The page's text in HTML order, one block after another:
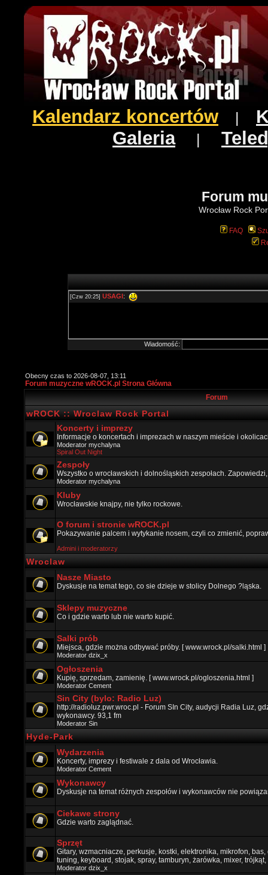
Kalendarz koncertów
Galeria|
Forum
Wrocław Rock
FAQ
Wiadomość:
Obecny czas to 2026-08-07, 13:11
Forum muzyczne wROCK.pl Strona Główna
Forum
wROCK :: Wroclaw Rock Portal
Koncerty i imprezy
Informacje o koncertach i imprezach w naszym mieście i
Moderator mychalyna
Spiral Out Night
Zespoły
Wszystko o wrocławskich i dolnośląskich zespołach.
Moderator mychalyna
Kluby
Wrocławskie knajpy, nie tylko rockowe.
O forum i stronie wROCK.pl
Pokazywanie palcem i wytykanie nosem, czyli co zmienić,
Admini i moderatorzy
Wroclaw
Nasze Miasto
Dyskusje na temat tego, co sie dzieje w stolicy Dolnego ?ląska.
Sklepy muzyczne
Co i gdzie warto lub nie warto kupić.
Salki prób
Miejsca, gdzie można odbywać próby. [ www.wrock.pl/salki.html ]
Moderator dzix_x
Ogłoszenia
Kupię, sprzedam, zamienię. [ www.wrock.pl/ogloszenia.html ]
Moderator Cement
Sin City (bylo: Radio Luz)
http://radioluz.pwr.wroc.pl - Forum SIn City, audycji Radia Luz,
wykonawcy. 93,1 fm
Moderator Sin
Hyde-Park
Wydarzenia
Koncerty, imprezy i festiwale z dala od Wrocławia.
Moderator Cement
Wykonawcy
Dyskusje na temat różnych zespołów i wykonawców nie
Ciekawe strony
Gdzie warto zaglądnać.
Sprzęt
Gitary, wzmacniacze, perkusje, kostki, elektronika, mikrofon,
tuning, keyboard, stojak, spray, tamburyn, żarówka, mixer, trójkąt,
Moderator dzix_x